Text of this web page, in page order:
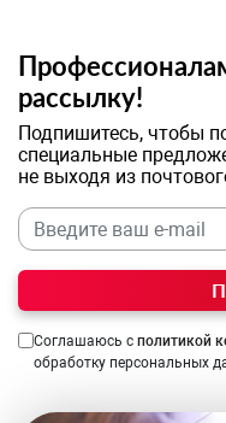
рассылку!
Подпишитесь, чтобы
специальные
не выходя из
Соглашаюсь с политикой
обработку персональных